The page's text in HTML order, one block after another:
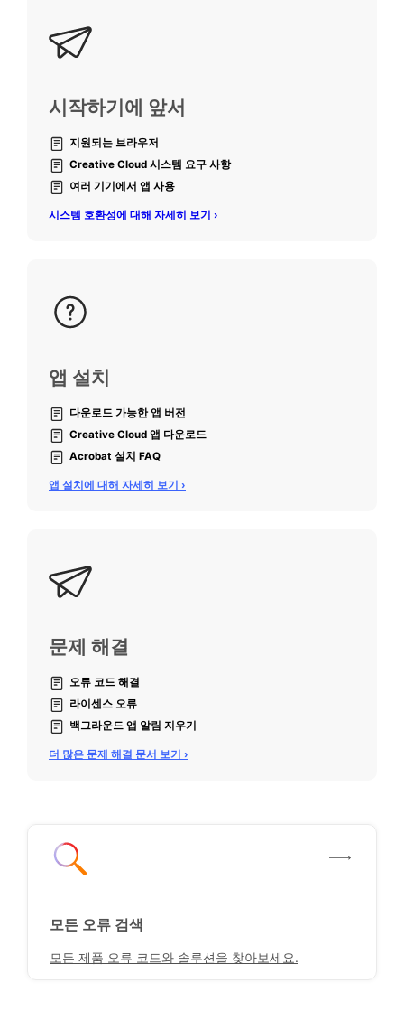
시작하기에 앞서
지원되는 브라우저
Creative Cloud 시스템 요구 사항
여러 기기에서 앱 사용
시스템 호환성에 대해 자세히 보기 ›
앱 설치
다운로드 가능한 앱 버전
Creative Cloud 앱 다운로드
Acrobat 설치 FAQ
앱 설치에 대해 자세히 보기 ›
문제 해결
오류 코드 해결
라이센스 오류
백그라운드 앱 알림 지우기
더 많은 문제 해결 문서 보기 ›
모든 오류 검색
모든 제품 오류 코드와 솔루션을 찾아보세요.